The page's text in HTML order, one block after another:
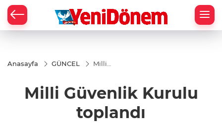
Anasayfa GÜNCEL
Milli
toplandı
Milli Güvenlik Kurulu
toplandı